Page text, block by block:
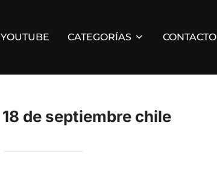
YOUTUBE CATEGORÍAS CONTACTO
18 de septiembre chile